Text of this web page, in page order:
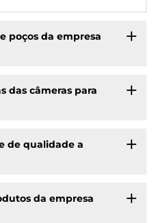
poços da empresa
das câmeras para
de qualidade a
da empresa